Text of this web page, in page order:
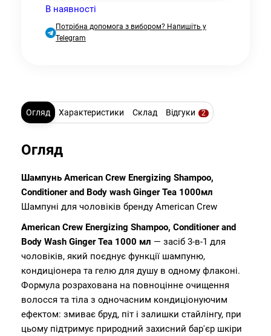
В наявності
Потрібна допомога з вибором? Напишіть у
Telegram
Огляд Характеристики Склад Відгуки 2
Огляд
Шампунь American Crew Energizing Shampoo,
Conditioner and Body wash Ginger Tea 1000мл
Шампуні для чоловіків бренду American Crew
American Crew Energizing Shampoo, Conditioner and
Body Wash Ginger Tea 1000 мл — засіб 3-в-1 для
чоловіків, який поєднує функції шампуню,
кондиціонера та гелю для душу в одному флаконі.
Формула розрахована на повноцінне очищення
волосся та тіла з одночасним кондиціонуючим
ефектом: змиває бруд, піт і залишки стайлінгу, при
цьому підтримує природний захисний бар'єр шкіри